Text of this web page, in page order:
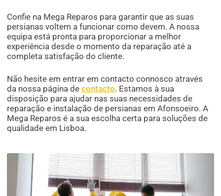
Confie na Mega Reparos para garantir que as suas
persianas voltem a funcionar como devem. A nossa
equipa está pronta para proporcionar a melhor
experiência desde o momento da reparação até a
completa satisfação do cliente.
Não hesite em entrar em contacto connosco através
da nossa página decontacto. Estamos à sua
disposição para ajudar nas suas necessidades de
reparação e instalação de persianas em Afonsoeiro. A
Mega Reparos é a sua escolha certa para soluções de
qualidade em Lisboa.